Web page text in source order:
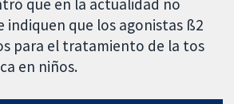
indiquen que los agonistas ß2
para el tratamiento de la tos
en niños.